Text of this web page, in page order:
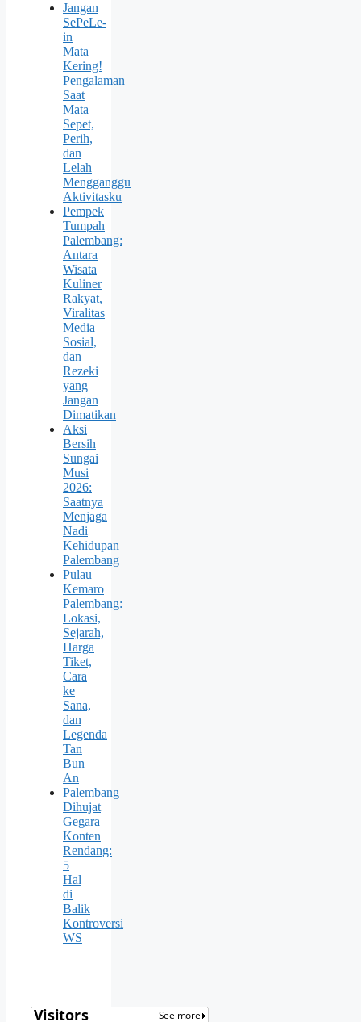
Jangan
SePeLe-
in
Mata
Kering!
Pengalaman
Saat
Mata
Sepet,
Perih,
dan
Lelah
Mengganggu
Aktivitasku
Pempek
Tumpah
Palembang:
Antara
Wisata
Kuliner
Rakyat,
Viralitas
Media
Sosial,
dan
Rezeki
yang
Jangan
Dimatikan
Aksi
Bersih
Sungai
Musi
2026:
Saatnya
Menjaga
Nadi
Kehidupan
Palembang
Pulau
Kemaro
Palembang:
Lokasi,
Sejarah,
Harga
Tiket,
Cara
ke
Sana,
dan
Legenda
Tan
Bun
An
Palembang
Dihujat
Gegara
Konten
Rendang:
5
Hal
di
Balik
Kontroversi
WS